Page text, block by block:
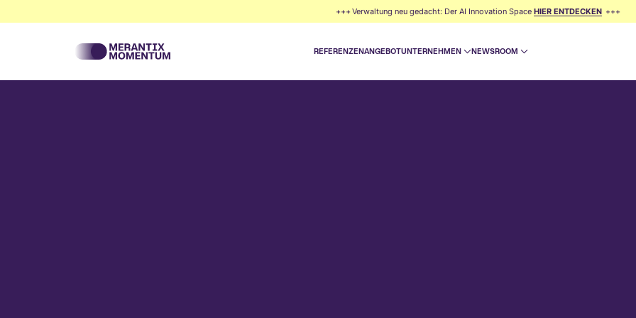
+++Verwaltung neu gedacht: Der AI Innovation Space HIER ENTDECKEN +++
REFERENZENANGEBOTUNTERNEHMEN NEWSROOM